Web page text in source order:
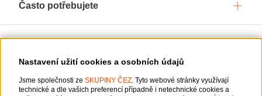
Nastavení užití cookies a osobních údajů
Jsme společnosti ze SKUPINY ČEZ. Tyto webové stránky využívají
technické a dle vašich preferencí případně i netechnické cookies a
Často potřebujete
O ČEZ, a. s.